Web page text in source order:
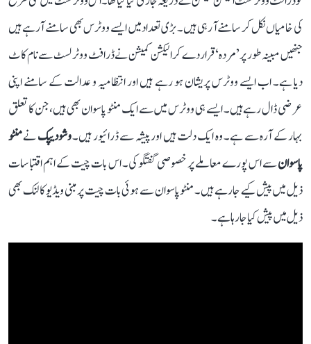
کی خامیاں نکل کر سامنے آ رہی ہیں۔ بڑی تعداد میں ایسے ووٹرس بھی سامنے آ رہے ہیں
جنھیں مبینہ طور پر ’مردہ‘ قرار دے کر الیکشن کمیشن نے ڈرافٹ ووٹر لسٹ سے نام کاٹ
دیا ہے۔ اب ایسے ووٹرس پریشان ہو رہے ہیں اور انتظامیہ و عدالت کے سامنے اپنی
عرضی ڈال رہے ہیں۔ ایسے ہی ووٹرس میں سے ایک منٹو پاسوان بھی ہیں، جن کا تعلق
بہار کے آرہ سے ہے۔ وہ ایک دلت ہیں اور پیشہ سے ڈرائیور ہیں۔وشودیپکنےمنٹو
پاسوانسے اس پورے معاملے پر خصوصی گفتگو کی۔ اس بات چیت کے اہم اقتباسات
ذیل میں پیش کیے جا رہے ہیں۔ منٹو پاسوان سے ہوئی بات چیت پر مبنی ویڈیو کا لنک بھی
ذیل میں پیش کیا جا رہا ہے۔